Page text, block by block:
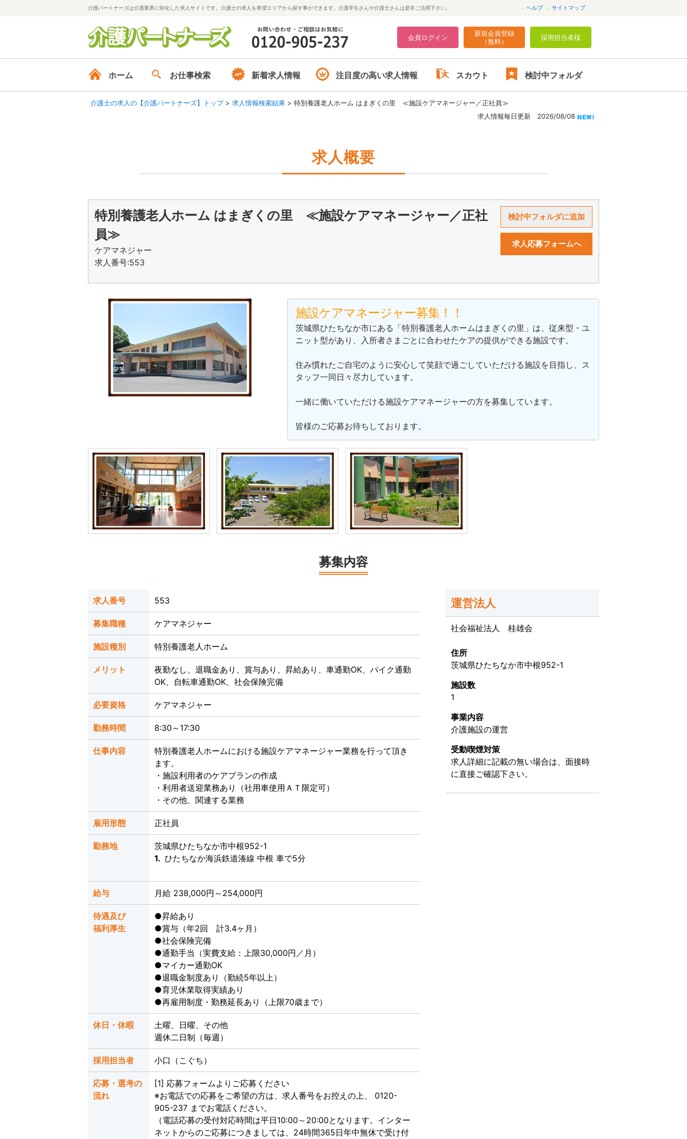
介護パートナーズは介護業界に特化した求人サイトです。介護士の求人を希望エリアから探す事ができます。介護学生さんや介護士さんは是非ご活用下さい。 ヘルプ サイトマップ
会員ログイン
新規会員登録
（無料）
採用担当者様
ホーム お仕事検索 新着求人情報 注目度の高い求人情報 スカウト 検討中フォルダ
介護士の求人の【介護パートナーズ】トップ> 求人情報検索結果 > 特別養護老人ホーム はまぎくの里 ≪施設ケアマネージャー／正社員≫
求人情報毎日更新 2026/08/08
求人概要
特別養護老人ホーム はまぎくの里 ≪施設ケアマネージャー／正社
員≫
ケアマネジャー
求人番号:553
求人応募フォームへ
施設ケアマネージャー募集！！
茨城県ひたちなか市にある「特別養護老人ホームはまぎくの里」は、従来型・ユ
ニット型があり、入所者さまごとに合わせたケアの提供ができる施設です。
住み慣れたご自宅のように安心して笑顔で過ごしていただける施設を目指し、ス
タッフ一同日々尽力しています。
一緒に働いていただける施設ケアマネージャーの方を募集しています。
皆様のご応募お待ちしております。
募集内容
求人番号 553
募集職種 ケアマネジャー
施設種別 特別養護老人ホーム
メリット
夜勤なし、退職金あり、賞与あり、昇給あり、車通勤OK、バイク通勤
OK、自転車通勤OK、社会保険完備
必要資格 ケアマネジャー
勤務時間 8:30～17:30
仕事内容
特別養護老人ホームにおける施設ケアマネージャー業務を行って頂き
ます。
・施設利用者のケアプランの作成
・利用者送迎業務あり（社用車使用ＡＴ限定可）
・その他、関連する業務
雇用形態 正社員
勤務地
茨城県ひたちなか市中根952-1
1. ひたちなか海浜鉄道湊線 中根 車で5分
給与 月給 238,000円～254,000円
待遇及び
福利厚生
●昇給あり
●賞与（年2回 計3.4ヶ月）
●社会保険完備
●通勤手当（実費支給：上限30,000円／月）
●マイカー通勤OK
●退職金制度あり（勤続5年以上）
●育児休業取得実績あり
●再雇用制度・勤務延長あり（上限70歳まで）
休日・休暇
土曜、日曜、その他
週休二日制（毎週）
採用担当者 小口（こぐち）
応募・選考の
流れ
[1] 応募フォームよりご応募ください
※お電話での応募をご希望の方は、求人番号をお控えの上、 0120-
905-237 までお電話ください。
（電話応募の受付対応時間は平日10:00～20:00となります。インター
ネットからのご応募につきましては、24時間365日年中無休で受け付
運営法人
社会福祉法人 桂雄会
住所
茨城県ひたちなか市中根952-1
施設数
1
事業内容
介護施設の運営
受動喫煙対策
求人詳細に記載の無い場合は、面接時
に直接ご確認下さい。